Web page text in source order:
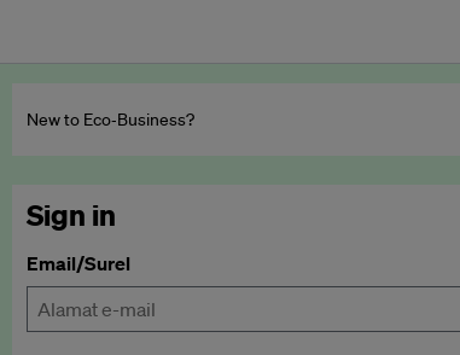
New to Eco‑Business?
Sign in
Email/Surel